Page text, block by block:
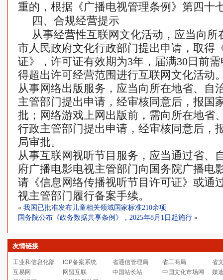
重的，根据《广播电视管理条例》第四十
四、合规经营提示
从事经营性互联网文化活动，应当向
市人民政府文化行政部门提出申请，取得
证》，许可证有效期为3年，届满30日前
得超出许可经营范围进行互联网文化活动
从事网络出版服务，应当向所在地省、自
主管部门提出申请，经审核同意后，报国
批；网络游戏上网出版前，需向所在地省
行政主管部门提出申请，经审核同意后，
局审批。
从事互联网视听节目服务，应当通过省、
府广播电影电视主管部门向国务院广播电
请《信息网络传播视听节目许可证》或通
视主管部门履行备案手续。
« 我国已批准发布儿童相关领域国家标准210余项
国务院公布《政务数据共享条例》，2025年8月1日起施行 »
友情链接
工业和信息化部 ICP备案系统 省通信管理局 省工商局
省
互易网
网盟互联 中国站长站 中国文化市场网
媒